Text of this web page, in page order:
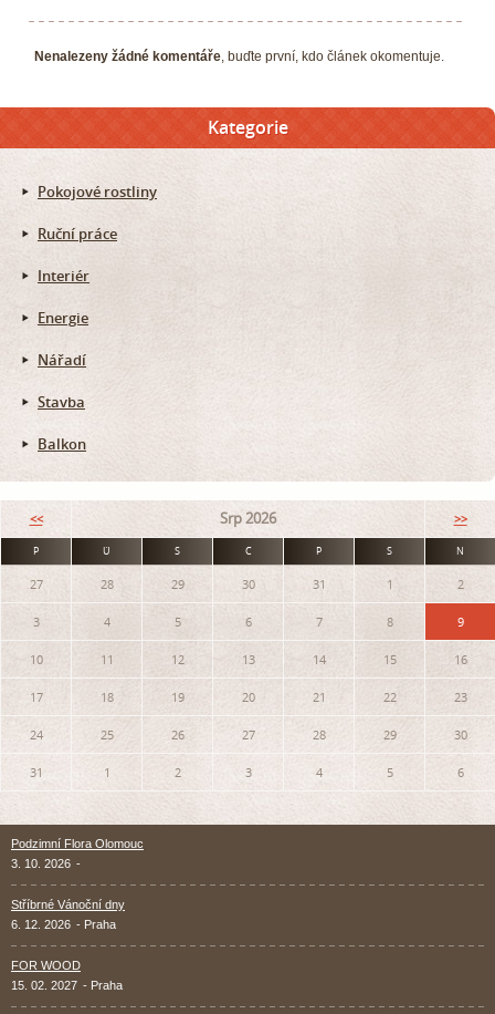
Nenalezeny žádné komentáře, buďte první, kdo článek okomentuje.
Kategorie
Pokojové rostliny
Ruční práce
Interiér
Energie
Nářadí
Stavba
Balkon
<< Srp 2026 >>
P Ú S Č P S N
27 28 29 30 31 1 2
3 4 5 6 7 8 9
10 11 12 13 14 15 16
17 18 19 20 21 22 23
24 25 26 27 28 29 30
31 1 2 3 4 5 6
Podzimní Flora Olomouc
3. 10. 2026 -
Stříbrné Vánoční dny
6. 12. 2026 - Praha
FOR WOOD
15. 02. 2027 - Praha